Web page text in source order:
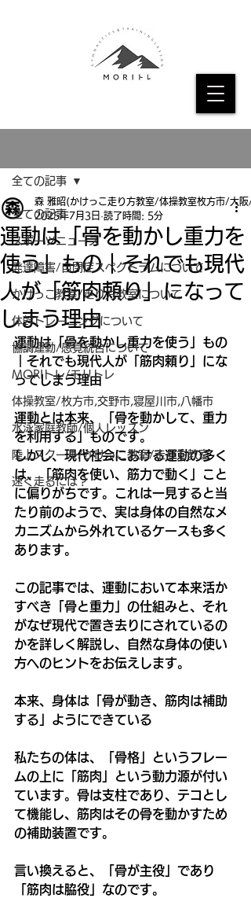
全ての記事
スポーツニュース
発達障害/自閉症スペクトラムについて
かけっこ教室/走り方教室について
体幹トレーニングについて
協調運動/感覚統合について
MORIトレ/モリトレ
体操教室/枚方市,交野市,寝屋川市,八幡市
水泳家庭教師/個人レッスン
陸上スクール/かけっこ教室/走り方教室
速く走るには？
全ての記事
運動は「骨を動かし重力を
使う」もの｜それでも現代
人が「筋肉頼り」になって
しまう理由
森 雅昭(かけっこ走り方教室/体操教室枚方市/大阪/
2025年7月3日 読了時間: 5分
運動は「骨を動かし重力を使う」もの
｜それでも現代人が「筋肉頼り」にな
ってしまう理由
運動とは本来、「骨を動かして、重力
を利用する」ものです。
しかし、現代社会における運動の多く
は、「筋肉を使い、筋力で動く」こと
に偏りがちです。これは一見すると当
たり前のようで、実は身体の自然なメ
カニズムから外れているケースも多く
あります。
この記事では、運動において本来活か
すべき「骨と重力」の仕組みと、それ
がなぜ現代で置き去りにされているの
かを詳しく解説し、自然な身体の使い
方へのヒントをお伝えします。
本来、身体は「骨が動き、筋肉は補助
する」ようにできている
私たちの体は、「骨格」というフレー
ムの上に「筋肉」という動力源が付い
ています。骨は支柱であり、テコとし
て機能し、筋肉はその骨を動かすため
の補助装置です。
言い換えると、「骨が主役」であり
「筋肉は脇役」なのです。